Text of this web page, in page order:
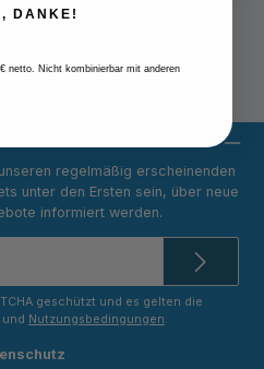
regelmäßig erscheinenden
unter den Ersten sein, über neue
informiert werden.
geschützt und es gelten die
und Nutzungsbedingungen.
DANKE!
netto. Nicht kombinierbar mit anderen